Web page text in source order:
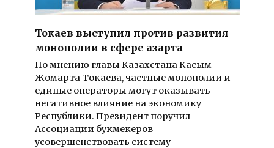
Токаев выступил против развития
монополии в сфере азарта
По мнению главы Казахстана Касым-
Жомарта Токаева, частные монополии и
единые операторы могут оказывать
негативное влияние на экономику
Республики. Президент поручил
Ассоциации букмекеров
усовершенствовать систему